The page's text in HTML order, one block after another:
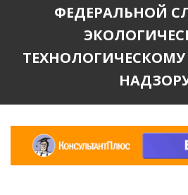
ФЕДЕРАЛЬНОЙ